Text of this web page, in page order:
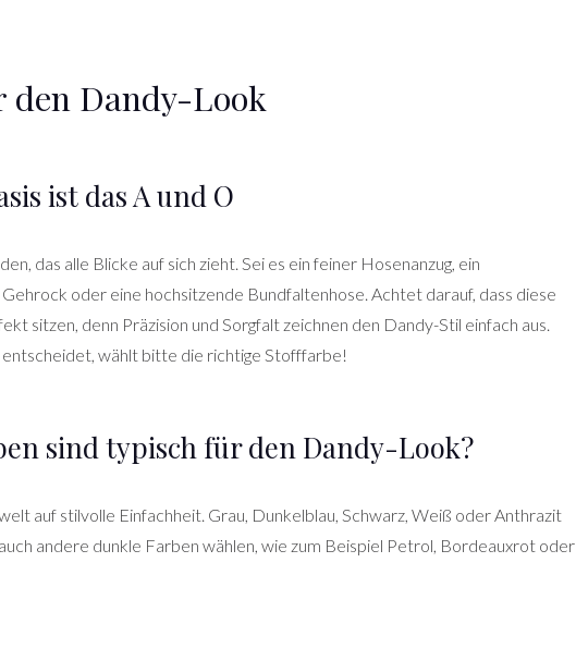
den Dandy-Look
ist das A und O
das alle Blicke auf sich zieht. Sei es ein feiner Hosenanzug, ein
oder eine hochsitzende Bundfaltenhose. Achtet darauf, dass diese
sitzen, denn Präzision und Sorgfalt zeichnen den Dandy-Stil einfach aus.
entscheidet, wählt bitte die richtige Stofffarbe!
sind typisch für den Dandy-Look?
auf stilvolle Einfachheit. Grau, Dunkelblau, Schwarz, Weiß oder Anthrazit
andere dunkle Farben wählen, wie zum Beispiel Petrol, Bordeauxrot oder